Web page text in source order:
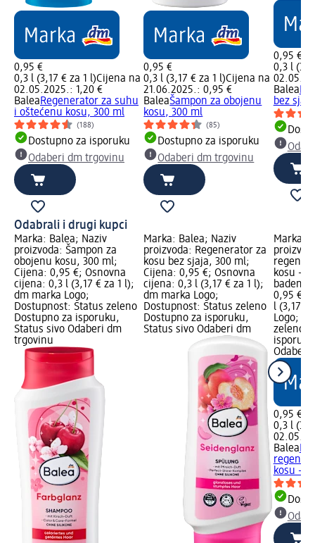
0,95 €
0,3 l (3,17 € za 1 l)Cijena na
02.05.2025.: 1,20 €
BaleaRegenerator za suhu
i oštećenu kosu, 300 ml
(188)
Dostupno za isporuku
Odaberi dm trgovinu
0,95 €
0,3 l (3,17 € za 1 l)Cijena na
21.06.2025.: 0,95 €
BaleaŠampon za obojenu
kosu, 300 ml
(85)
Dostupno za isporuku
Odaberi dm trgovinu
0,95 €
0,3 l
Balea
bez
Odabrali i drugi kupci
Marka: Balea; Naziv
proizvoda: Šampon za
obojenu kosu, 300 ml;
Cijena: 0,95 €; Osnovna
cijena: 0,3 l (3,17 € za 1 l);
dm marka Logo;
Dostupnost: Status zeleno
Dostupno za isporuku,
Status sivo Odaberi dm
trgovinu
Marka: Balea; Naziv
proizvoda: Regenerator za
kosu bez sjaja, 300 ml;
Cijena: 0,95 €; Osnovna
cijena: 0,3 l (3,17 € za 1 l);
dm marka Logo;
Dostupnost: Status zeleno
Dostupno za isporuku,
Status sivo Odaberi dm
Marka:
kosu –
0,95 €;
l (3,17 €
Logo;
zeleno
Odaberi
0,95 €
0,3 l
Balea
kosu